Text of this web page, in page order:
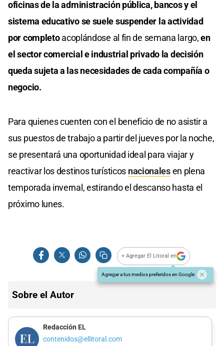
oficinas de la administración pública, bancos y el
sistema educativo se suele suspender la actividad
por completoacoplándose al fin de semana largo,en
el sector comercial e industrial privado la decisión
queda sujeta a las necesidades de cada compañía o
negocio.
Para quienes cuenten con el beneficio de no asistir a
sus puestos de trabajo a partir del jueves por la noche,
se presentará una oportunidad ideal para viajar y
reactivar los destinos turísticos nacionalesen plena
temporada invernal, estirando el descanso hasta el
próximo lunes.
+ Agregar El Litoral en
Agregar a tus medios preferidos en Google
Sobre el Autor
Redacción EL
contenidos@ellitoral.com